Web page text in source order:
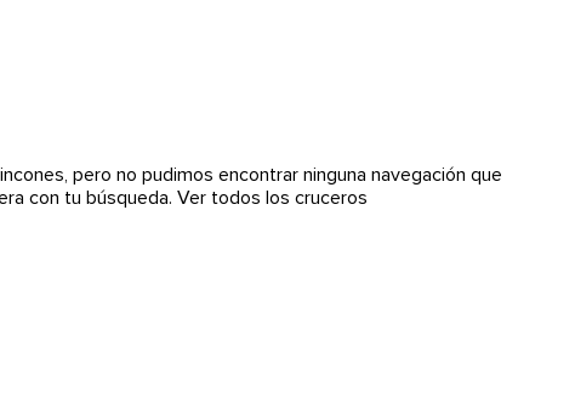
pero no pudimos encontrar ninguna navegación que
con tu búsqueda. Ver todos los cruceros